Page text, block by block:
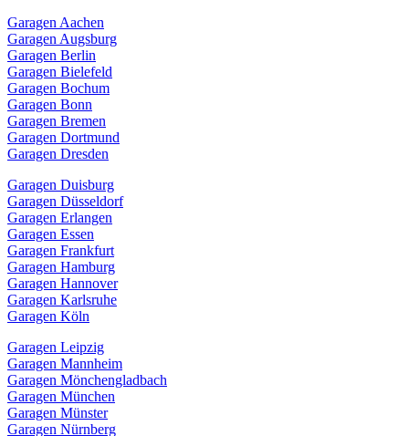
Garagen Aachen
Garagen Augsburg
Garagen Berlin
Garagen Bielefeld
Garagen Bochum
Garagen Bonn
Garagen Bremen
Garagen Dortmund
Garagen Dresden
Garagen Duisburg
Garagen Düsseldorf
Garagen Erlangen
Garagen Essen
Garagen Frankfurt
Garagen Hamburg
Garagen Hannover
Garagen Karlsruhe
Garagen Köln
Garagen Leipzig
Garagen Mannheim
Garagen Mönchengladbach
Garagen München
Garagen Münster
Garagen Nürnberg